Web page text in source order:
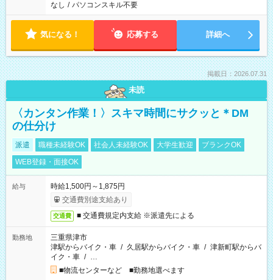
なし / パソコンスキル不要
気になる！ 応募する 詳細へ
掲載日：2026.07.31
未読
〈カンタン作業！〉スキマ時間にサクッと＊DM
の仕分け
派遣 職種未経験OK 社会人未経験OK 大学生歓迎
ブランクOK
WEB登録・面接OK
給与
時給1,500円～1,875円
交通費別途支給あり
交通費 ■ 交通費規定内支給 ※派遣先による
勤務地
三重県津市
津駅からバイク・車 / 久居駅からバイク・車 / 津新町駅からバ
イク・車 / …
■物流センターなど ■勤務地選べます